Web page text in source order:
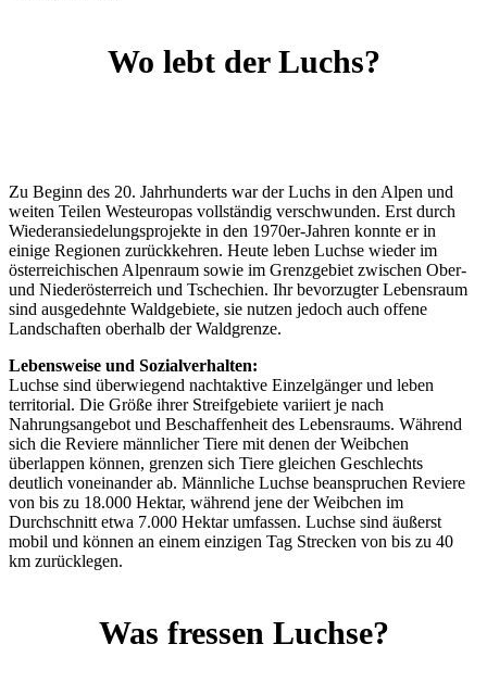
Wo lebt der Luchs?
Zu Beginn des 20. Jahrhunderts war der Luchs in den Alpen und
weiten Teilen Westeuropas vollständig verschwunden. Erst durch
Wiederansiedelungsprojekte in den 1970er-Jahren konnte er in
einige Regionen zurückkehren. Heute leben Luchse wieder im
österreichischen Alpenraum sowie im Grenzgebiet zwischen Ober-
und Niederösterreich und Tschechien. Ihr bevorzugter Lebensraum
sind ausgedehnte Waldgebiete, sie nutzen jedoch auch offene
Landschaften oberhalb der Waldgrenze.
Lebensweise und Sozialverhalten:
Luchse sind überwiegend nachtaktive Einzelgänger und leben
territorial. Die Größe ihrer Streifgebiete variiert je nach
Nahrungsangebot und Beschaffenheit des Lebensraums. Während
sich die Reviere männlicher Tiere mit denen der Weibchen
überlappen können, grenzen sich Tiere gleichen Geschlechts
deutlich voneinander ab. Männliche Luchse beanspruchen Reviere
von bis zu 18.000 Hektar, während jene der Weibchen im
Durchschnitt etwa 7.000 Hektar umfassen. Luchse sind äußerst
mobil und können an einem einzigen Tag Strecken von bis zu 40
km zurücklegen.
Was fressen Luchse?